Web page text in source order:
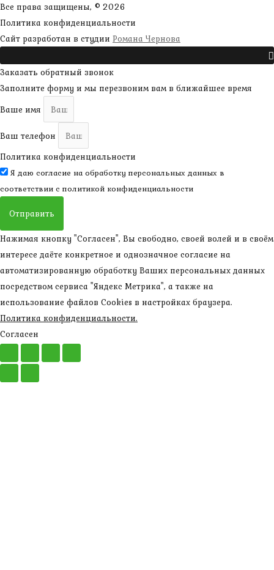
Все права защищены, © 2026
Политика конфиденциальности
Сайт разработан в студии Романа Чернова
Заказать обратный звонок
Заполните форму и мы перезвоним вам в ближайшее время
Ваше имя
Ваш телефон
Политика конфиденциальности
Я даю согласие на обработку персональных данных в
соответствии с политикой конфиденциальности
Отправить
Нажимая кнопку "Согласен", Вы свободно, своей волей и в своём
интересе даёте конкретное и однозначное согласие на
автоматизированную обработку Ваших персональных данных
посредством сервиса "Яндекс Метрика", а также на
использование файлов Cookies в настройках браузера.
Политика конфиденциальности.
Согласен